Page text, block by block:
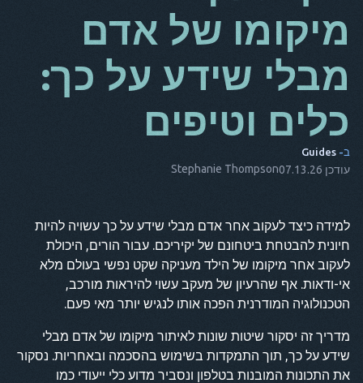
CS
מאז
זה
NL
ES
נקודה
הוא
מיקומו של אדם
מבלי שידע על כך:
כלים וטיפים
ב- Guides
עודכן 07.13.26 Stephanie Thompson
למידה כיצד לעקוב אחר אדם מבלי שידע על כך עשויה להיות
חיונית להבטחת ביטחונם של יקיריכם. עבור הורים, היכולת
לעקוב אחר מיקומו של הילד מעניקה שקט נפשי בעולם מלא
אי-ודאות. אף שהרעיון של מעקב עשוי להיראות מורכב,
הטכנולוגיה המודרנית הפכה אותו לנגיש יותר מאי פעם.
מדריך זה יסקור שיטות שונות לאיתור מיקומו של אדם מבלי
שידע על כך, תוך התמקדות בשימוש בהסכמה ובאחריות. נסקור
את התכונות המובנות בטלפון ונסביר מדוע כלי ייעודי כמו